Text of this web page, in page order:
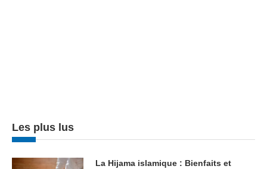
Les plus lus
La Hijama islamique : Bienfaits et